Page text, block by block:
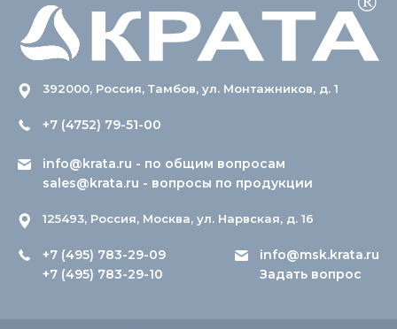
392000, Россия, Тамбов, ул. Монтажников, д. 1
+7 (4752) 79-51-00
info@krata.ru - по общим вопросам
sales@krata.ru - вопросы по продукции
125493, Россия, Москва, ул. Нарвская, д. 16
+7 (495) 783-29-09
+7 (495) 783-29-10
info@msk.krata.ru
Задать вопрос